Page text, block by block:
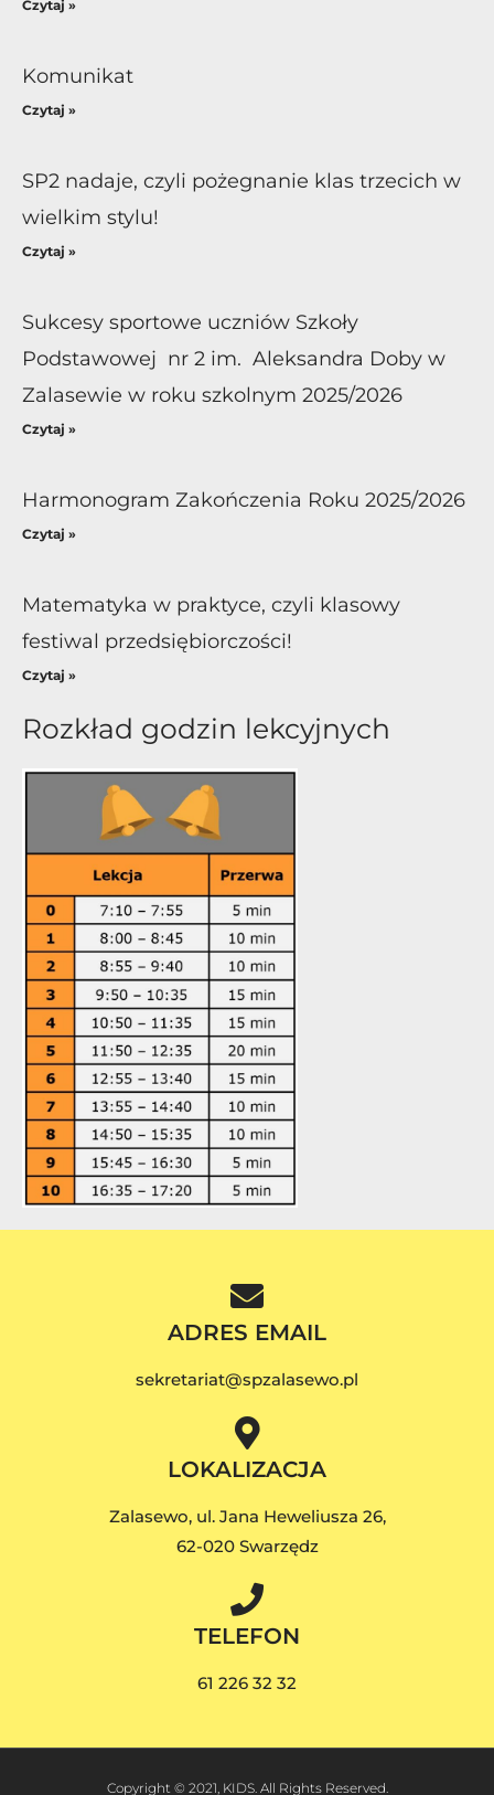
Czytaj »
Komunikat
Czytaj »
SP2 nadaje, czyli pożegnanie klas trzecich w
wielkim stylu!
Czytaj »
Sukcesy sportowe uczniów Szkoły
Podstawowej nr 2 im. Aleksandra Doby w
Zalasewie w roku szkolnym 2025/2026
Czytaj »
Harmonogram Zakończenia Roku 2025/2026
Czytaj »
Matematyka w praktyce, czyli klasowy
festiwal przedsiębiorczości!
Czytaj »
Rozkład godzin lekcyjnych
ADRES EMAIL
sekretariat@spzalasewo.pl
LOKALIZACJA
Zalasewo, ul. Jana Heweliusza 26,
62-020 Swarzędz
TELEFON
61 226 32 32
Copyright © 2021, KIDS. All Rights Reserved.